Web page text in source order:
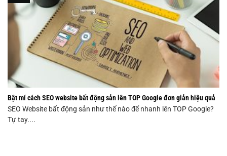
Bật mí cách SEO website bất động sản lên TOP Google đơn giản hiệu quả
SEO Website bất động sản như thế nào để nhanh lên TOP Google?
Tự tay....